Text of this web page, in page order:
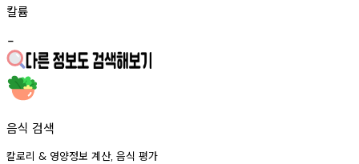
칼륨
-
음식 검색
칼로리 & 영양정보 계산, 음식 평가